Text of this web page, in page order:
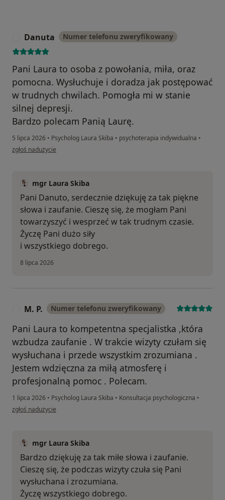
Danuta Numer telefonu zweryfikowany
Pani Laura to osoba z powołania, miła, oraz
pomocna. Wysłuchuje i doradza jak postępować
w trudnych chwilach. Pomogła mi w stanie
silnej depresji.
Bardzo polecam Panią Laurę.
5 lipca 2026 • Psycholog Laura Skiba • psychoterapia indywidualna •
w opinii użytkownika Danuta
zgłoś nadużycie
mgr Laura Skiba
Pani Danuto, serdecznie dziękuję za tak piękne
słowa i zaufanie. Cieszę się, że mogłam Pani
towarzyszyć i wesprzeć w tak trudnym czasie.
Życzę Pani dużo siły
i wszystkiego dobrego.
8 lipca 2026
M. P. Numer telefonu zweryfikowany
Pani Laura to kompetentna specjalistka ,która
wzbudza zaufanie . W trakcie wizyty czułam się
wysłuchana i przede wszystkim zrozumiana .
Jestem wdzięczna za miłą atmosferę i
profesjonalną pomoc . Polecam.
1 lipca 2026 • Psycholog Laura Skiba • Konsultacja psychologiczna •
w opinii użytkownika M. P.
zgłoś nadużycie
mgr Laura Skiba
Bardzo dziękuję za tak miłe słowa i zaufanie.
Cieszę się, że podczas wizyty czuła się Pani
wysłuchana i zrozumiana.
Życzę wszystkiego dobrego.